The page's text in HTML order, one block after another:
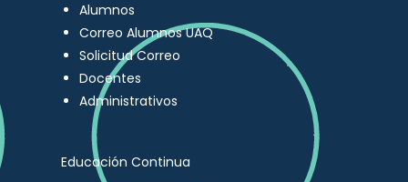
Alumnos
Correo Alumnos UAQ
Solicitud Correo
Docentes
Administrativos
Educación Continua